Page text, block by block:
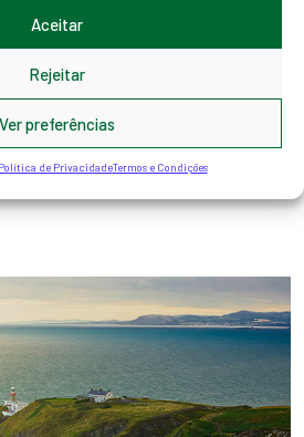
Aceitar
Rejeitar
Ver preferências
de PrivacidadeTermos e Condições
locais.
a cozinha de São Kevin, um
cruzes celtas, vários lagos de águas